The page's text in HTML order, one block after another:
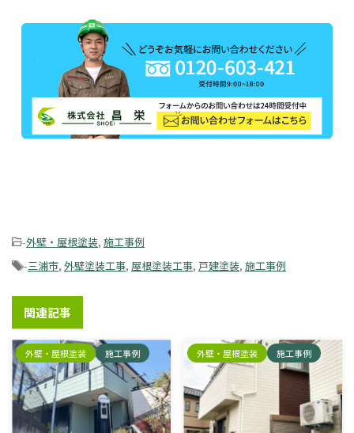
-外壁・屋根塗装, 施工事例
-三浦市, 外壁塗装工事, 屋根塗装工事, 戸建塗装, 施工事例
関連記事
外壁・屋根塗装 施工事例 外壁・屋根塗装 施工事例